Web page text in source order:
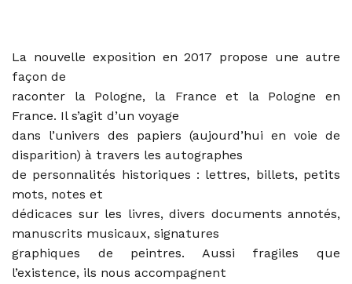
La nouvelle exposition en 2017 propose une autre
façon de
raconter la Pologne, la France et la Pologne en
France. Il s’agit d’un voyage
dans l’univers des papiers (aujourd’hui en voie de
disparition) à travers les autographes
de personnalités historiques : lettres, billets, petits
mots, notes et
dédicaces sur les livres, divers documents annotés,
manuscrits musicaux, signatures
graphiques de peintres. Aussi fragiles que
l’existence, ils nous accompagnent